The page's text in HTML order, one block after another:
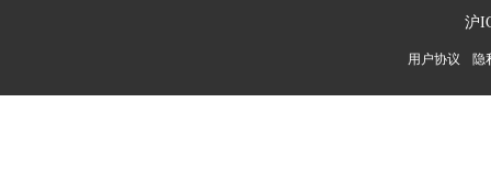
沪
用户协议 隐